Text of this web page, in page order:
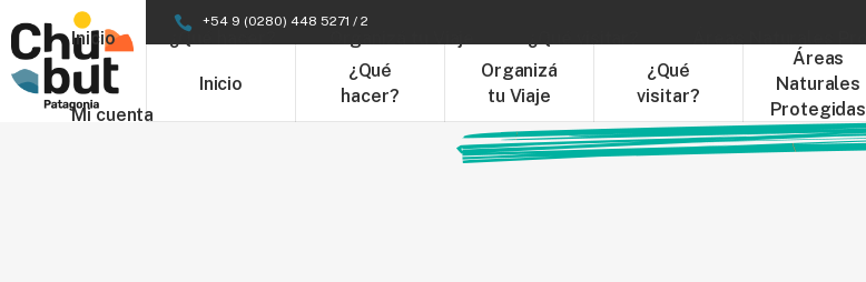
+54 9 (0280) 448 5271 / 2
Inicio
¿Qué
hacer?
Organizá
tu Viaje
¿Qué
visitar?
Áreas
Naturales
Protegidas
Inicio ¿Qué hacer?
Mi cuenta